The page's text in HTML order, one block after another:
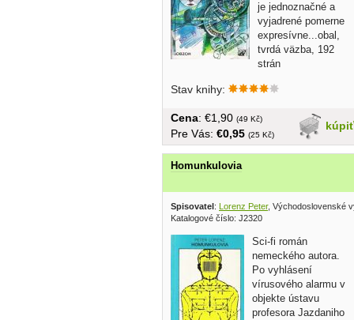
je jednoznačné a
vyjadrené pomerne
expresívne...obal,
tvrdá väzba, 192
strán
Stav knihy:
kúpiť
Cena: €1,90 (49 Kč)
Pre Vás: €0,95 (25 Kč)
Homunkulovia
Spisovatel: Lorenz Peter, Východoslovenské
Katalogové číslo: J2320
Sci-fi román
nemeckého autora.
Po vyhlásení
vírusového alarmu v
objekte ústavu
profesora Jazdaniho